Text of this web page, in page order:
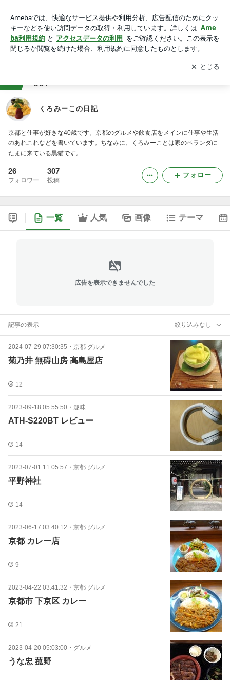
アプリをダウンロードして ブログの更新通知
を受け取りまし
ょう。
開く
607
くろみーこの日記
京都と仕事が好きな40歳です。京都のグルメや飲食店をメインに仕事や生活
のあれこれなどを書いています。ちなみに、くろみーことは家のベランダに
たまに来ている黒猫です。
26
フォロワー
307
投稿
フォロー
一覧 人気 画像 テーマ
広告を表示できませんでした
記事の表示 絞り込みなし
2024-07-29 07:30:35 ・ 京都 グルメ
菊乃井 無碍山房 高島屋店
12
2023-09-18 05:55:50 ・ 趣味
ATH-S220BT レビュー
14
2023-07-01 11:05:57 ・ 京都 グルメ
平野神社
14
2023-06-17 03:40:12 ・ 京都 グルメ
京都 カレー店
9
2023-04-22 03:41:32 ・ 京都 グルメ
京都市 下京区 カレー
21
2023-04-20 05:03:00 ・ グルメ
うな忠 菰野